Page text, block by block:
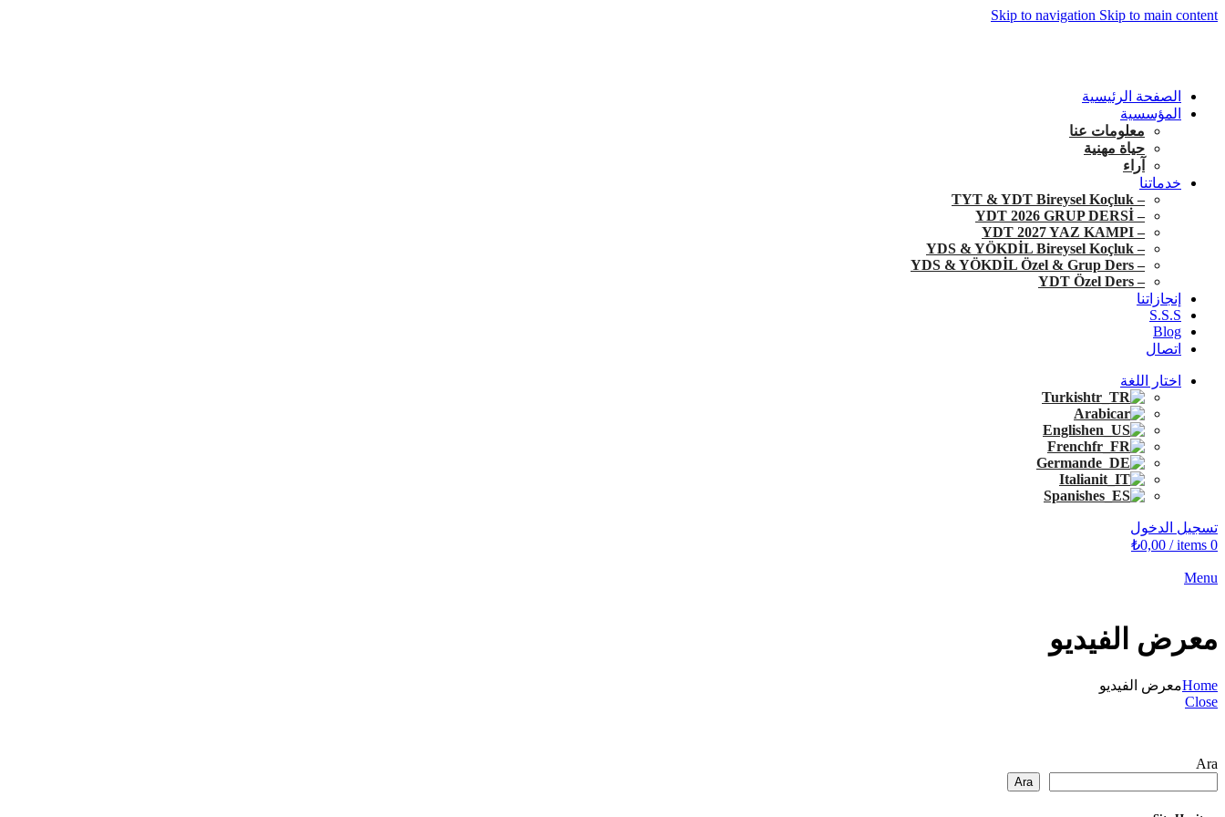
Skip to navigation Skip to main content
الصفحة الرئيسية
المؤسسية
معلومات عنا
حياة مهنية
آراء
خدماتنا
– TYT & YDT Bireysel Koçluk
– YDT 2026 GRUP DERSİ
– YDT 2027 YAZ KAMPI
– YDS & YÖKDİL Bireysel Koçluk
– YDS & YÖKDİL Özel & Grup Ders
– YDT Özel Ders
إنجازاتنا
S.S.S
Blog
اتصال
اختار اللغة
Turkish
Arabic
English
French
German
Italian
Spanish
تسجيل الدخول
0
items
/
₺0,00
Menu
معرض الفيديو
Homeمعرض الفيديو
Close
Ara
Ara